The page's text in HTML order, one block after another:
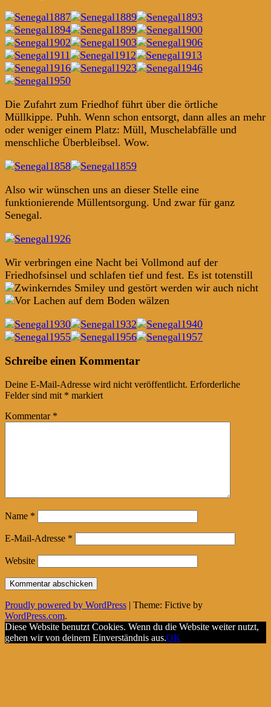
Die Zufahrt zum Friedhof führt über die örtliche
Müllkippe. Puhh. Wenn schon entsorgt, dann alles an mehr
oder weniger einem Platz: Müll, Muschelabfälle und
menschliche Überbleibsel. Wow.
Also wir wünschen uns an dieser Stelle eine
funktionierende Müllentsorgung. Und zwar für ganz
Senegal.
Wir verbringen eine Nacht bei Vollmond auf der
Friedhofsinsel und schlafen tief und fest. Es ist totenstill
und gestört werden wir auch nicht
Post
navigation
←
→
Schreibe einen Kommentar
Deine E-Mail-Adresse wird nicht veröffentlicht. Erforderliche
Felder sind mit * markiert
Kommentar *
Name *
E-Mail-Adresse *
Website
Proudly powered by WordPress | Theme: Fictive by
WordPress.com.
Diese Website benutzt Cookies. Wenn du die Website weiter nutzt,
gehen wir von deinem Einverständnis aus.OK